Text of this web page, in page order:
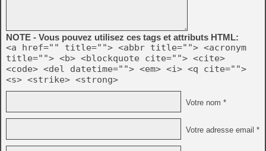
NOTE - Vous pouvez utilisez ces tags et attributs HTML:
<a href="" title=""> <abbr title=""> <acronym
title=""> <b> <blockquote cite=""> <cite>
<code> <del datetime=""> <em> <i> <q cite="">
<s> <strike> <strong>
Votre nom *
Votre adresse email *